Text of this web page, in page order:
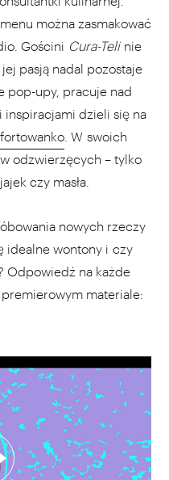
można zasmakować
Gościni Cura-Teli nie
pasją nadal pozostaje
pop-upy, pracuje nad
inspiracjami dzieli się na
. W swoich
odzwierzęcych – tylko
czy masła.
nowych rzeczy
idealne wontony i czy
Odpowiedź na każde
materiale: